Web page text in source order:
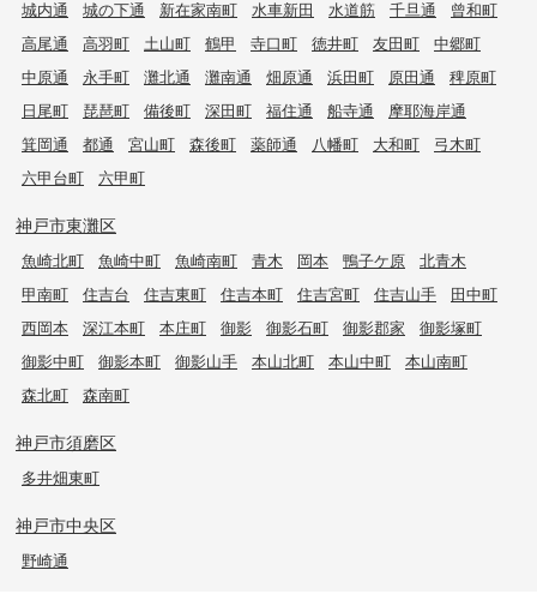
城内通
城の下通 新在家南町 水車新田 水道筋 千旦通
曾和町
高尾通
高羽町 土山町 鶴甲 寺口町 徳井町 友田町
中郷町
中原通
永手町 灘北通 灘南通 畑原通 浜田町 原田通
稗原町
日尾町
琵琶町 備後町 深田町 福住通 船寺通
摩耶海岸通
箕岡通
都通 宮山町 森後町 薬師通 八幡町 大和町
弓木町
六甲台町
六甲町
神戸市東灘区
魚崎北町 魚崎中町 魚崎南町 青木 岡本 鴨子ケ原
北青木
甲南町
住吉台 住吉東町 住吉本町 住吉宮町 住吉山手
田中町
西岡本
深江本町 本庄町 御影 御影石町 御影郡家
御影塚町
御影中町
御影本町 御影山手 本山北町 本山中町
本山南町
森北町
森南町
神戸市須磨区
多井畑東町
神戸市中央区
野崎通